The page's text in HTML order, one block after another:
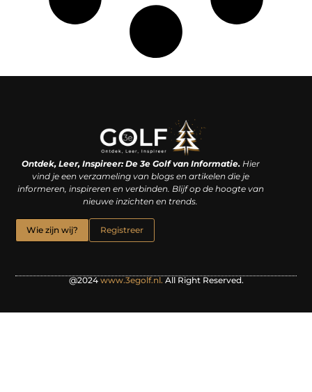
Ontdek, Leer, Inspireer: De 3e Golf van Informatie.Hier
vind je een verzameling van blogs en artikelen die je
informeren, inspireren en verbinden. Blijf op de hoogte van
nieuwe inzichten en trends.
Wie zijn wij? Registreer
@2024 www.3egolf.nl. All Right Reserved.